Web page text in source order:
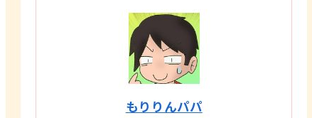
もりりんパパ